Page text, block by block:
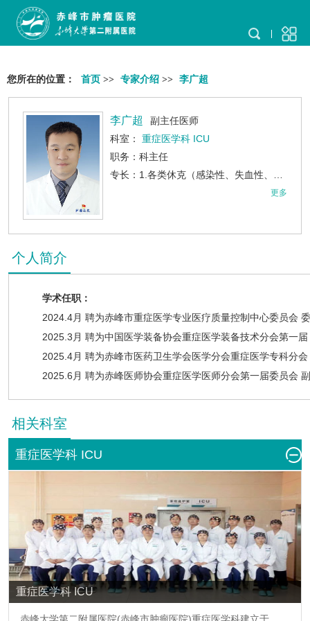
您所在的位置： 首页 >> 专家介绍 >> 李广超
李广超
副主任医师
科室： 重症医学科 ICU
职务：科主任
更多
个人简介
学术任职：
2024.4月 聘为赤峰市重症医学专业医疗质量控制中心委员会
2025.3月 聘为中国医学装备协会重症医学装备技术分会第一
2025.4月 聘为赤峰市医药卫生学会医学分会重症医学专科分
2025.6月 聘为赤峰医师协会重症医学医师分会第一届委员会
相关科室
重症医学科 ICU
重症医学科 ICU